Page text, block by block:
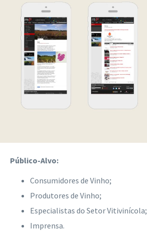
Público-Alvo:
Consumidores de Vinho;
Produtores de Vinho;
Especialistas do Setor Vitivinícola;
Imprensa.